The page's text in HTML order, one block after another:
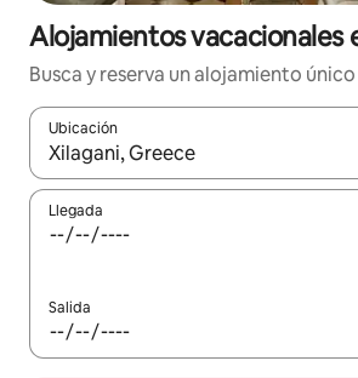
Alojamientos vacacionales
Busca y reserva un alojamiento
Ubicación
Cuando los resultados estén
Llegada
Salida